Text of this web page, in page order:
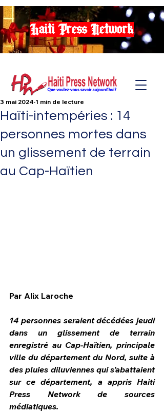
Haiti Press Network
HPN Live
Haïti-intempéries : 14
personnes mortes dans
un glissement de terrain
au Cap-Haïtien
3 mai 2024 1 min de lecture
Par Alix Laroche
14 personnes seraient décédées jeudi
dans un glissement de terrain
enregistré au Cap-Haïtien, principale
ville du département du Nord, suite à
des pluies diluviennes qui s’abattaient
sur ce département, a appris Haiti
Press Network de sources
médiatiques.